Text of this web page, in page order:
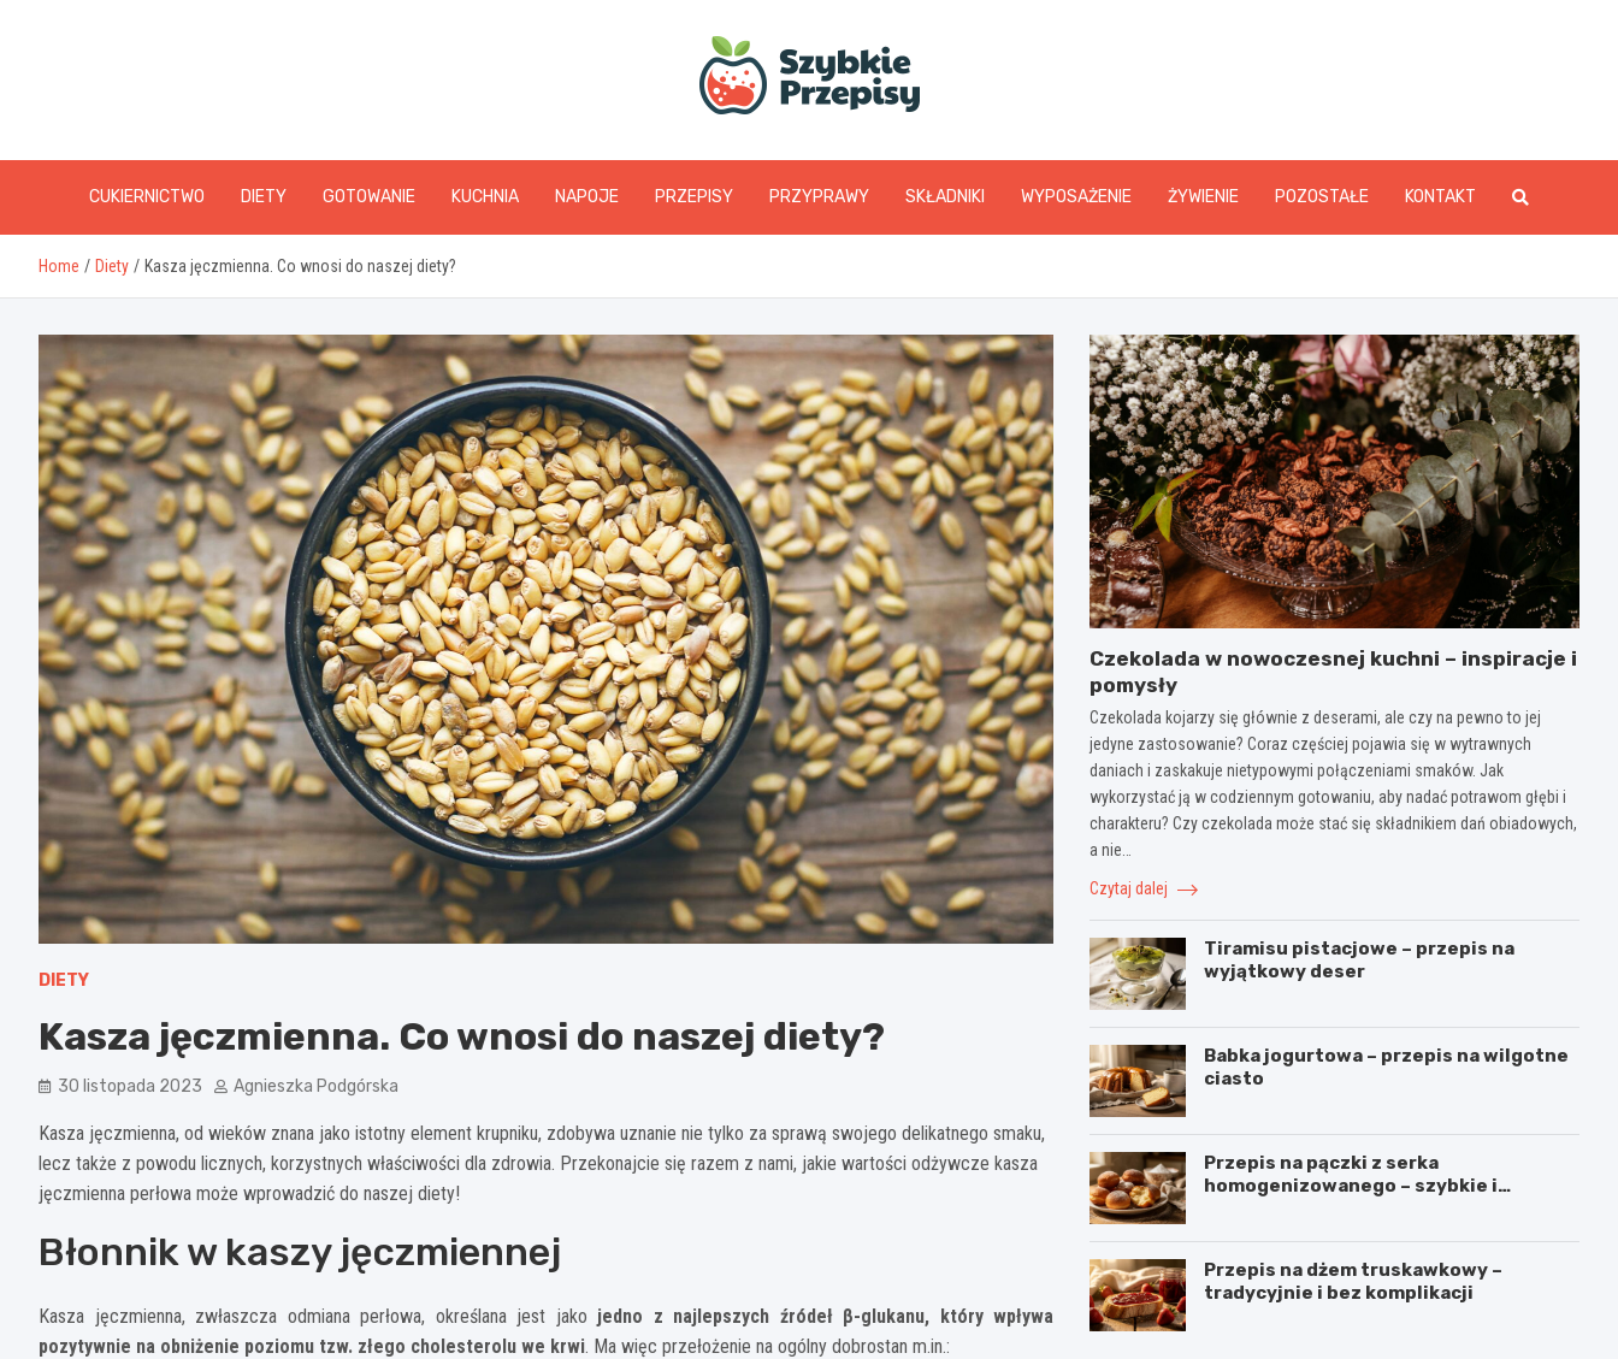
www.szybkieprzepisy.pl
CUKIERNICTWO DIETY GOTOWANIE KUCHNIA NAPOJE PRZEPISY PRZYPRAWY SKŁADNIKI WYPOSAŻENIE ŻYWIENIE POZOSTAŁE KONTAKT
Home Diety Kasza jęczmienna. Co wnosi do naszej diety?
DIETY
Kasza jęczmienna. Co wnosi do naszej diety?
30 listopada 2023 Agnieszka Podgórska
Kasza jęczmienna, od wieków znana jako istotny element krupniku, zdobywa uznanie nie tylko za sprawą swojego delikatnego smaku,
lecz także z powodu licznych, korzystnych właściwości dla zdrowia. Przekonajcie się razem z nami, jakie wartości odżywcze kasza
jęczmienna perłowa może wprowadzić do naszej diety!
Błonnik w kaszy jęczmiennej
Kasza jęczmienna, zwłaszcza odmiana perłowa, określana jest jako jedno z najlepszych źródeł β-glukanu, który wpływa
pozytywnie na obniżenie poziomu tzw. złego cholesterolu we krwi. Ma więc przełożenie na ogólny dobrostan m.in.:
Czekolada w nowoczesnej kuchni – inspiracje i
pomysły
Czekolada kojarzy się głównie z deserami, ale czy na pewno to jej
jedyne zastosowanie? Coraz częściej pojawia się w wytrawnych
daniach i zaskakuje nietypowymi połączeniami smaków. Jak
wykorzystać ją w codziennym gotowaniu, aby nadać potrawom głębi i
charakteru? Czy czekolada może stać się składnikiem dań obiadowych,
a nie…
Czytaj dalej
Tiramisu pistacjowe – przepis na
wyjątkowy deser
Babka jogurtowa – przepis na wilgotne
ciasto
Przepis na pączki z serka
homogenizowanego – szybkie i
Przepis na dżem truskawkowy –
tradycyjnie i bez komplikacji